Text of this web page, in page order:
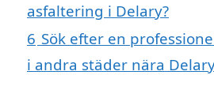
asfaltering i Delary?
6 Sök efter en
i andra städer nära